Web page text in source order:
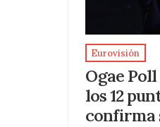
Eurovisión
Ogae
los 12
confirma